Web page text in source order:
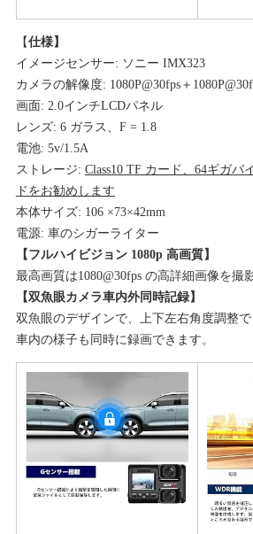
【仕様】
イメージセンサー: ソニー IMX323
カメラの解像度: 1080P@30fps＋
画面: 2.0インチLCDパネル
レンズ: 6 ガラス、F = 1.8
電池: 5v/1.5A
ストレージ: Class10 TF カード、64ギガバ
ドをお勧めします
本体サイズ: 106 ×73×42mm
電源: 車のシガーライター
【フルハイビジョン 1080p 高画質】
最高画質は1080@30fps の高詳細画像を撮
【双魚眼カメラ車内外同時記録】
双魚眼のデザインで、上下左右角度調整で
車内の様子も同時に録画できます。